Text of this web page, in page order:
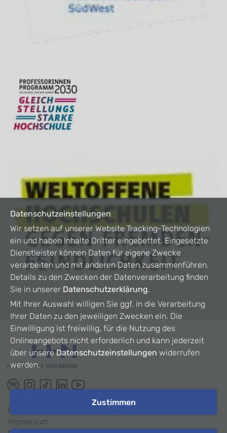
©
Impressum
Datenschutzeinstellungen
Wir setzen auf unserer Website Tracking-Technologien
ein und haben Inhalte Dritter eingebettet. Eingesetzte
Dienstleister können Daten für eigene Zwecke
verarbeiten und mit anderen Daten zusammenführen.
Details zu den Zwecken der Datenverarbeitung finden
Sie in unserer Datenschutzerklärung.
Mit Ihrer Auswahl willigen Sie ggf. in die Verarbeitung
Ihrer Daten zu den jeweiligen Zwecken ein. Die
Einwilligung ist freiwillig, für die Nutzung des
Onlineangebots nicht erforderlich und kann jederzeit
über unsereDatenschutzeinstellungen widerrufen
werden.
Zustimmen